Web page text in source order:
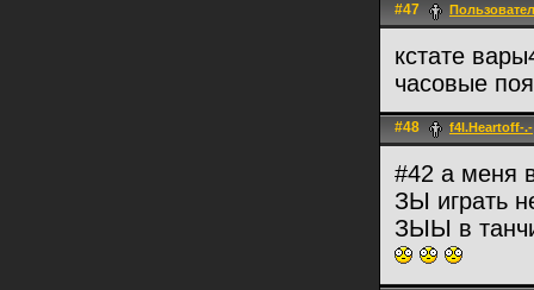
#47
кстате
часовые
#48 f4l.Heartoff-.-
#42 а меня
ЗЫ играть
ЗЫЫ в